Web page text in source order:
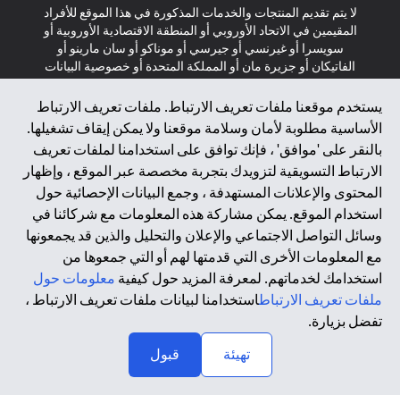
يستخدم موقعنا ملفات تعريف الارتباط. ملفات تعريف الارتباط
الأساسية مطلوبة لأمان وسلامة موقعنا ولا يمكن إيقاف تشغيلها.
بالنقر على 'موافق' ، فإنك توافق على استخدامنا لملفات تعريف
الارتباط التسويقية لتزويدك بتجربة مخصصة عبر الموقع ، وإظهار
المحتوى والإعلانات المستهدفة ، وجمع البيانات الإحصائية حول
استخدام الموقع. يمكن مشاركة هذه المعلومات مع شركائنا في
وسائل التواصل الاجتماعي والإعلان والتحليل والذين قد يجمعونها
مع المعلومات الأخرى التي قدمتها لهم أو التي جمعوها من
استخدامك لخدماتهم. لمعرفة المزيد حول كيفية معلومات حول
ملفات تعريف الارتباطاستخدامنا لبيانات ملفات تعريف الارتباط ،
تفضل بزيارة.
تهيئة
قبول
لا يتم تقديم المنتجات والخدمات المذكورة في هذا الموقع للأفراد
المقيمين في الاتحاد الأوروبي أو المنطقة الاقتصادية الأوروبية أو
سويسرا أو غيرنسي أو جيرسي أو موناكو أو سان مارينو أو
الفاتيكان أو جزيرة مان أو المملكة المتحدة أو خصوصية البيانات
العامة \ قانون خصوصية نيوزيلندا). المحتوى الموجود في هذه
الصفحة ليس ولا ينبغي تفسيره على أنه عرض أو دعوة أو دعوة
لشراء أو بيع أي من المنتجات والخدمات المذكورة هنا لمثل هؤلاء
الأفراد.
*GDPR – اللائحة العامة لحماية البيانات؛ * LGPD – Lei Geral de
Proteção de Dados Pessoais ; *NZPA – قانون الخصوصية
النيوزيلندي
2025 citibank.ae